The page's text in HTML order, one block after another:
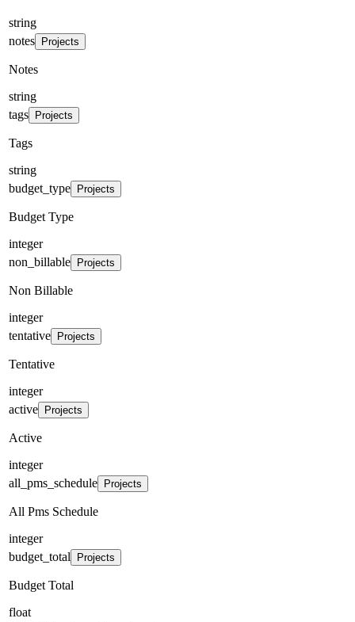
string
notes
Projects
Notes
string
tags
Projects
Tags
string
budget_type
Projects
Budget Type
integer
non_billable
Projects
Non Billable
integer
tentative
Projects
Tentative
integer
active
Projects
Active
integer
all_pms_schedule
Projects
All Pms Schedule
integer
budget_total
Projects
Budget Total
float